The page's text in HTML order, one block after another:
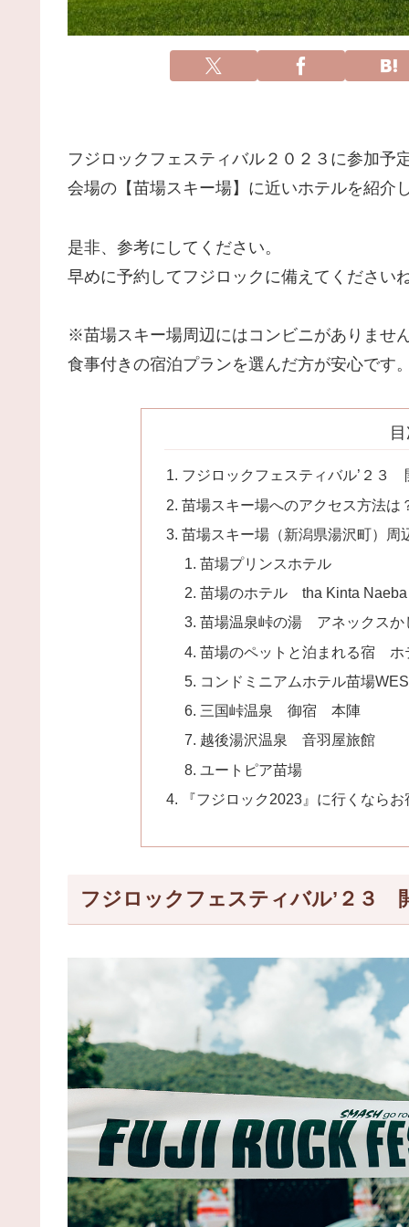
フジロックフェスティバル２０２３に参加予
会場の【苗場スキー場】に近いホテルを紹介
是非、参考にしてください。
早めに予約してフジロックに備えてください
※苗場スキー場周辺にはコンビニがありませ
食事付きの宿泊プランを選んだ方が安心です
フジロックフェスティバル’２３
苗場スキー場へのアクセス方法は
苗場スキー場（新潟県湯沢町）周
苗場プリンスホテル
苗場のホテル tha Kinta Naeba
苗場温泉峠の湯 アネックスか
苗場のペットと泊まれる宿
コンドミニアムホテル苗場
三国峠温泉 御宿 本陣
越後湯沢温泉 音羽屋旅館
ユートピア苗場
『フジロック2023』に行くなら
フジロックフェスティバル’２３